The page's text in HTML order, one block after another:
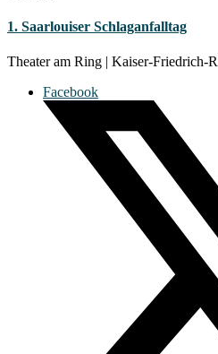
1. Saarlouiser Schlaganfalltag
Theater am Ring | Kaiser-Friedrich-
Facebook